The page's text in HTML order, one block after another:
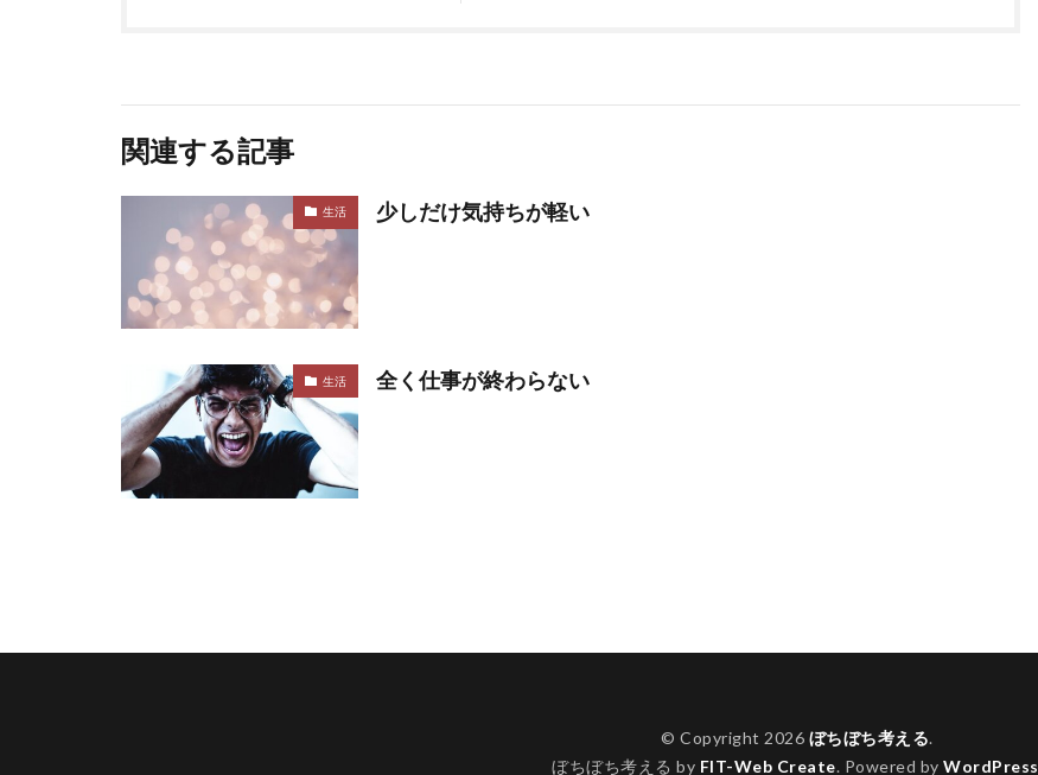
関連する記事
生活 少しだけ気持ちが軽い
生活 全く仕事が終わらない
© Copyright 2026 ぼちぼち考える.
ぼちぼち考える by FIT-Web Create. Powered by WordPress